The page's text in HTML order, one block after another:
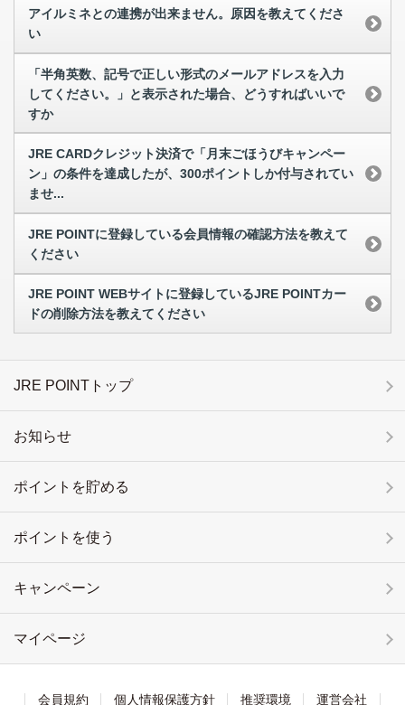
アイルミネとの連携が出来ません。原因を教えてくださ
い
「半角英数、記号で正しい形式のメールアドレスを入力
してください。」と表示された場合、どうすればいいで
すか
JRE CARDクレジット決済で「月末ごほうびキャンペー
ン」の条件を達成したが、300ポイントしか付与されてい
ませ...
JRE POINTに登録している会員情報の確認方法を教えて
ください
JRE POINT WEBサイトに登録しているJRE POINTカー
ドの削除方法を教えてください
JRE POINTトップ
お知らせ
ポイントを貯める
ポイントを使う
キャンペーン
マイページ
会員規約 個人情報保護方針 推奨環境 運営会社